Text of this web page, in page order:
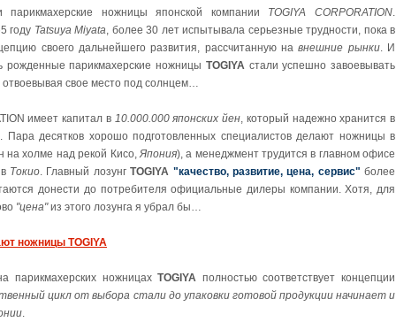
ножницы японской компании TOGIYA CORPORATION.
году Tatsuya Miyata, более 30 лет испытывала серьезные трудности, пока в
своего дальнейшего развития, рассчитанную навнешние рынки. И
рожденные парикмахерские ножницы TOGIYAстали успешно завоевывать
отвоевывая свое место под солнцем…
имеет капитал в 10.000.000 японских йен, который надежно хранится в
Пара десятков хорошо подготовленных специалистов делают ножницы в
на холме над рекой Кисо,Япония), а менеджмент трудится в главном офисе
Токио. Главный лозунгTOGIYA "качество, развитие, цена, сервис" более
донести до потребителя официальные дилеры компании. Хотя, для
"цена"из этого лозунга я убрал бы…
ножницы TOGIYA
парикмахерских ножницахTOGIYA полностью соответствует концепции
цикл от выбора стали до упаковки готовой продукции начинает и
.